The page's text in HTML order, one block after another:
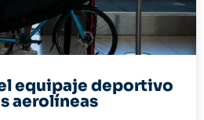
equipaje deportivo
aerolíneas